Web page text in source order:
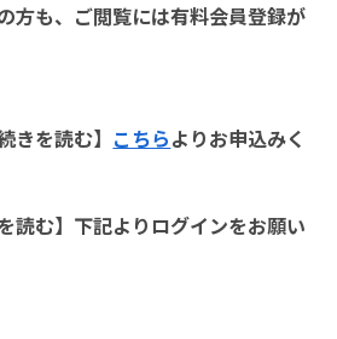
方も、ご閲覧には有料会員登録が
きを読む】 こちらよりお申込みく
読む】下記よりログインをお願い